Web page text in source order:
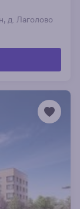
д. Лаголово